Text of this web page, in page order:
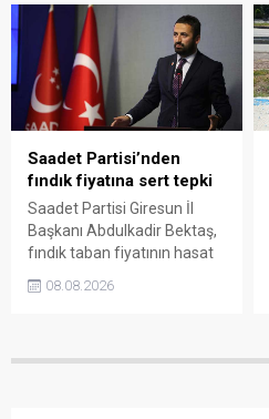
bölgede kısa süreli panik
yaşanırken polis geniş çaplı
soruşturma başlattı.
Saadet Partisi’nden
fındık fiyatına sert tepki
Saadet Partisi Giresun İl
Başkanı Abdulkadir Bektaş,
fındık taban fiyatının hasat
açıklanmamasına tepki
belirterek üreticiyi memnun
08.08.2026